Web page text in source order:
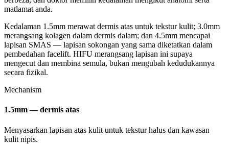
matlamat anda.
Kedalaman 1.5mm merawat dermis atas untuk tekstur kulit; 3.0mm
merangsang kolagen dalam dermis dalam; dan 4.5mm mencapai
lapisan SMAS — lapisan sokongan yang sama diketatkan dalam
pembedahan facelift. HIFU merangsang lapisan ini supaya
mengecut dan membina semula, bukan mengubah kedudukannya
secara fizikal.
Mechanism
1.5mm — dermis atas
Menyasarkan lapisan atas kulit untuk tekstur halus dan kawasan
kulit nipis.